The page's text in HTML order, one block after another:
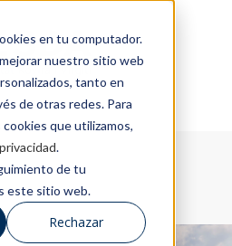
en tu computador.
nuestro sitio web
tanto en
de otras redes. Para
que utilizamos,
.
de tu
este sitio web.
Rechazar